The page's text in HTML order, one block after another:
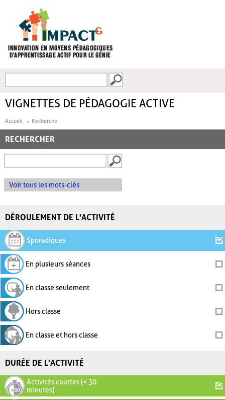
FORMULAIRE DE
VIGNETTES DE PÉDAGOGIE ACTIVE
Accueil Recherche
RECHERCHER
Voir tous les mots-clés
DÉROULEMENT DE L'ACTIVITÉ
Sporadiques
En plusieurs séances
En classe seulement
Hors classe
En classe et hors classe
DURÉE DE L'ACTIVITÉ
Activités courtes (< 30
minutes)